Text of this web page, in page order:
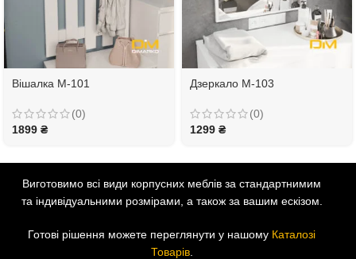
Вішалка М-101
(0)
1899 ₴
Дзеркало М-103
(0)
1299 ₴
Виготовимо всі види корпусних меблів за стандартнимим
та індивідуальними розмірами, а також за вашим ескізом.
Готові рішення можете переглянути у нашому Каталозі
Товарів.